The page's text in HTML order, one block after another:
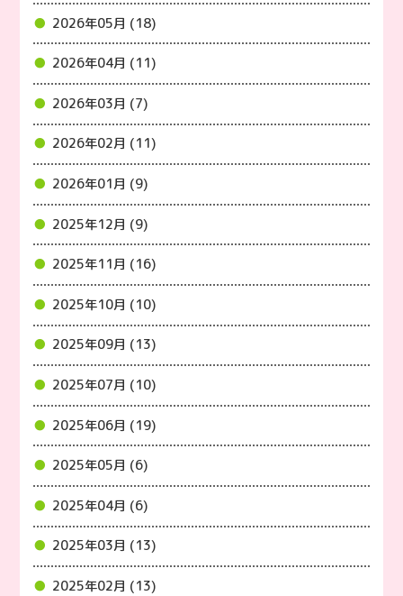
2026年05月 (18)
2026年04月 (11)
2026年03月 (7)
2026年02月 (11)
2026年01月 (9)
2025年12月 (9)
2025年11月 (16)
2025年10月 (10)
2025年09月 (13)
2025年07月 (10)
2025年06月 (19)
2025年05月 (6)
2025年04月 (6)
2025年03月 (13)
2025年02月 (13)